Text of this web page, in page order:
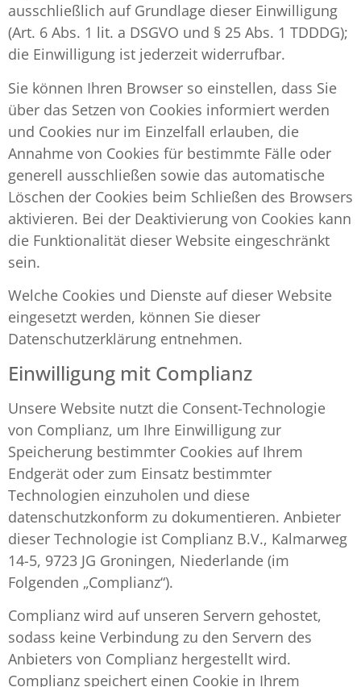
ausschließlich auf Grundlage dieser Einwilligung
(Art. 6 Abs. 1 lit. a DSGVO und § 25 Abs. 1 TDDDG);
die Einwilligung ist jederzeit widerrufbar.
Sie können Ihren Browser so einstellen, dass Sie
über das Setzen von Cookies informiert werden
und Cookies nur im Einzelfall erlauben, die
Annahme von Cookies für bestimmte Fälle oder
generell ausschließen sowie das automatische
Löschen der Cookies beim Schließen des Browsers
aktivieren. Bei der Deaktivierung von Cookies kann
die Funktionalität dieser Website eingeschränkt
sein.
Welche Cookies und Dienste auf dieser Website
eingesetzt werden, können Sie dieser
Datenschutzerklärung entnehmen.
Einwilligung mit Complianz
Unsere Website nutzt die Consent-Technologie
von Complianz, um Ihre Einwilligung zur
Speicherung bestimmter Cookies auf Ihrem
Endgerät oder zum Einsatz bestimmter
Technologien einzuholen und diese
datenschutzkonform zu dokumentieren. Anbieter
dieser Technologie ist Complianz B.V., Kalmarweg
14-5, 9723 JG Groningen, Niederlande (im
Folgenden „Complianz“).
Complianz wird auf unseren Servern gehostet,
sodass keine Verbindung zu den Servern des
Anbieters von Complianz hergestellt wird.
Complianz speichert einen Cookie in Ihrem